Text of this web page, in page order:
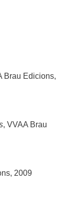
Brau Edicions,
, VVAA Brau
2009